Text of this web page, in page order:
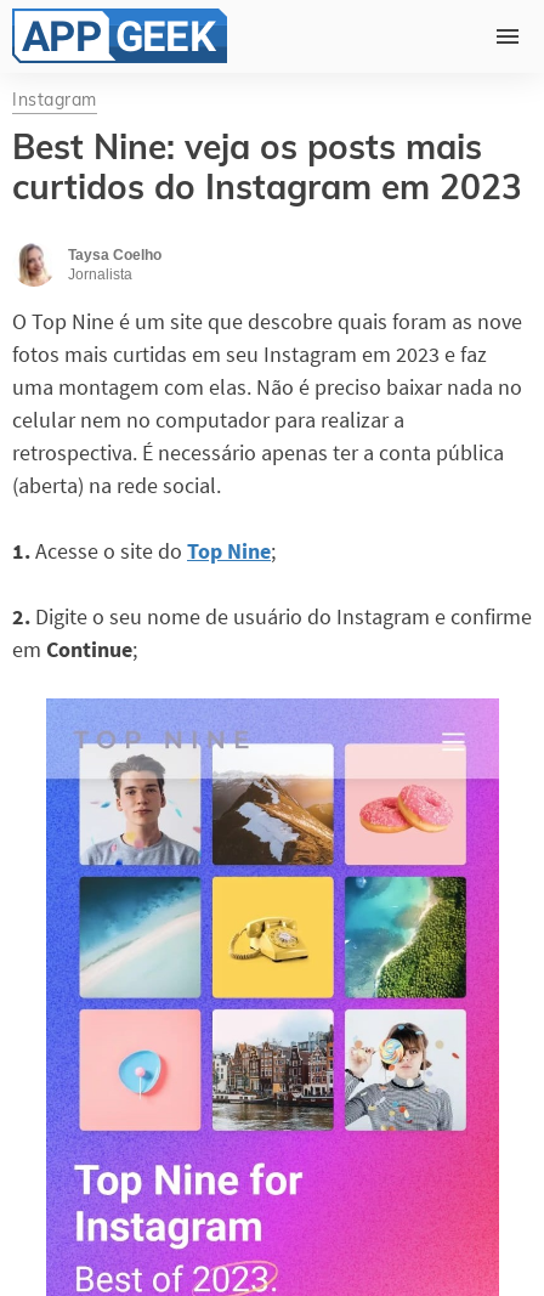
Instagram
Best Nine: veja os posts mais
curtidos do Instagram em 2023
Taysa Coelho
Jornalista
O Top Nine é um site que descobre quais foram as nove
fotos mais curtidas em seu Instagram em 2023 e faz
uma montagem com elas. Não é preciso baixar nada no
celular nem no computador para realizar a
retrospectiva. É necessário apenas ter a conta pública
(aberta) na rede social.
1.Acesse o site do Top Nine;
2. Digite o seu nome de usuário do Instagram e confirme
em Continue;